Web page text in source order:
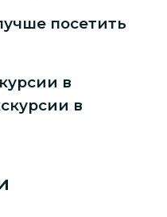
посетить
в
в